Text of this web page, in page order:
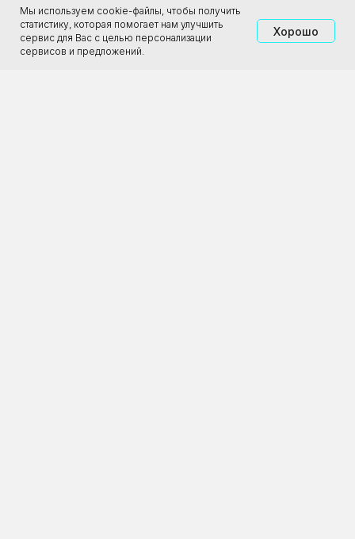
Мы используем cookie-файлы, чтобы получить
статистику, которая помогает нам улучшить
сервис для Вас с целью персонализации
сервисов и предложений.
Хорошо
Вс: 10:00 - 18:00
Посетителям